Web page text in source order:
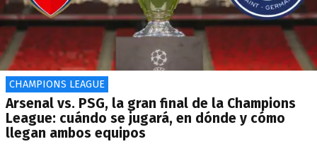
CHAMPIONS LEAGUE
Arsenal vs. PSG, la gran final de la Champions
League: cuándo se jugará, en dónde y cómo
llegan ambos equipos